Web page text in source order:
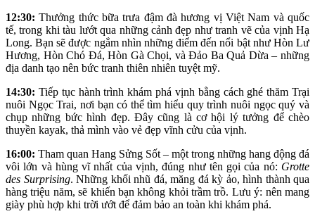
12:30: Thưởng thức bữa trưa đậm đà hương vị Việt Nam và quốc
tế, trong khi tàu lướt qua những cảnh đẹp như tranh vẽ của vịnh Hạ
Long. Bạn sẽ được ngắm nhìn những điểm đến nổi bật như Hòn Lư
Hương, Hòn Chó Đá, Hòn Gà Chọi, và Đảo Ba Quả Dừa – những
địa danh tạo nên bức tranh thiên nhiên tuyệt mỹ.
14:30: Tiếp tục hành trình khám phá vịnh bằng cách ghé thăm Trại
nuôi Ngọc Trai, nơi bạn có thể tìm hiểu quy trình nuôi ngọc quý và
chụp những bức hình đẹp. Đây cũng là cơ hội lý tưởng để chèo
thuyền kayak, thả mình vào vẻ đẹp vĩnh cửu của vịnh.
16:00: Tham quan Hang Sửng Sốt – một trong những hang động đá
vôi lớn và hùng vĩ nhất của vịnh, đúng như tên gọi của nó: Grotte
des Surprising. Những khối nhũ đá, măng đá kỳ ảo, hình thành qua
hàng triệu năm, sẽ khiến bạn không khỏi trầm trồ. Lưu ý: nên mang
giày phù hợp khi trời ướt để đảm bảo an toàn khi khám phá.